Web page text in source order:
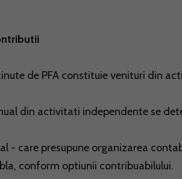
de PFA constituie venituri din
din activitati independente se
- care presupune organizarea
conform optiunii contribuabilului.